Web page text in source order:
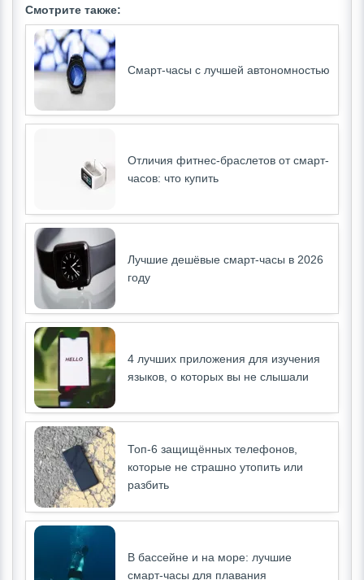
Смотрите также:
Смарт-часы с лучшей автономностью
Отличия фитнес-браслетов от смарт-
часов: что купить
Лучшие дешёвые смарт-часы в 2026
году
4 лучших приложения для изучения
языков, о которых вы не слышали
Топ-6 защищённых телефонов,
которые не страшно утопить или
разбить
В бассейне и на море: лучшие
смарт-часы для плавания